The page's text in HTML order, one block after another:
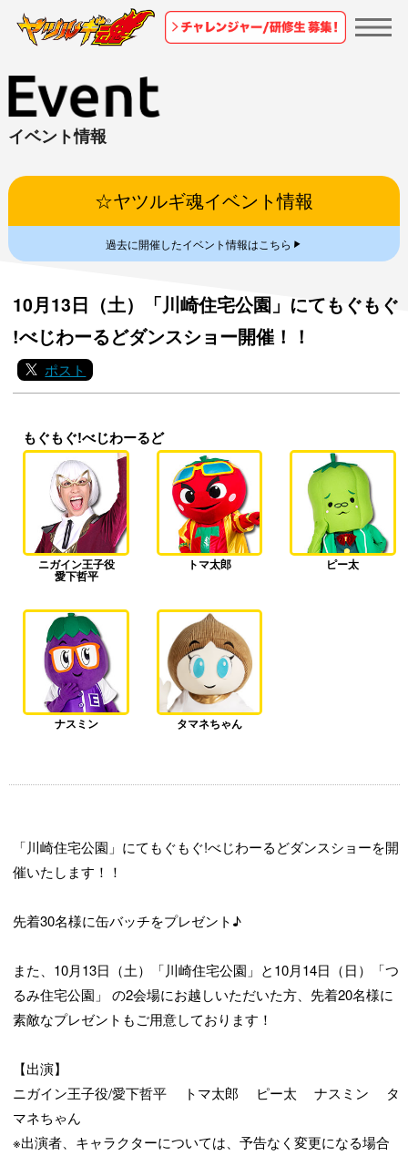
イベント情報
☆ヤツルギ魂イベント情報
過去に開催したイベント情報はこちら▼
10月13日（土）「川崎住宅公園」にてもぐもぐ
!べじわーるどダンスショー開催！！
ポスト
もぐもぐ!べじわーるど
ニガイン王子役
愛下哲平
トマ太郎 ピー太
ナスミン タマネちゃん
「川崎住宅公園」にてもぐもぐ!べじわーるどダンスショーを開
催いたします！！
先着30名様に缶バッチをプレゼント♪
また、10月13日（土）「川崎住宅公園」と10月14日（日）「つ
るみ住宅公園」 の2会場にお越しいただいた方、先着20名様に
素敵なプレゼントもご用意しております！
【出演】
ニガイン王子役/愛下哲平 トマ太郎 ピー太 ナスミン タ
マネちゃん
※出演者、キャラクターについては、予告なく変更になる場合